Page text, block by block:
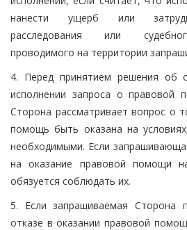
нанести ущерб или
расследования или
проводимого на территории
4. Перед принятием решения об
исполнении запроса о правовой
Сторона рассматривает вопрос о
помощь быть оказана на
необходимыми. Если
на оказание правовой помощи
обязуется соблюдать их.
5. Если запрашиваемая Сторона
отказе в оказании правовой